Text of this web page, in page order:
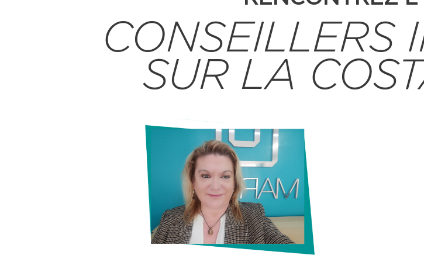
CONSEILLERS
SUR LA